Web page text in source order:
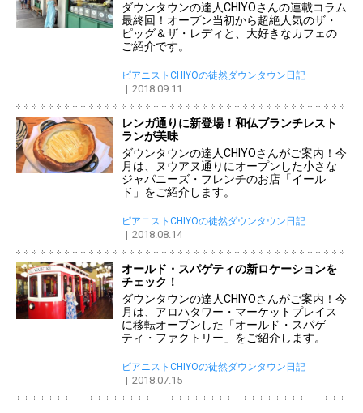
ダウンタウンの達人CHIYOさんの連載コラム
最終回！オープン当初から超絶人気のザ・
ピッグ＆ザ・レディと、大好きなカフェの
ご紹介です。
ピアニストCHIYOの徒然ダウンタウン日記
2018.09.11
レンガ通りに新登場！和仏ブランチレスト
ランが美味
ダウンタウンの達人CHIYOさんがご案内！今
月は、ヌウアヌ通りにオープンした小さな
ジャパニーズ・フレンチのお店「イール
ド」をご紹介します。
ピアニストCHIYOの徒然ダウンタウン日記
2018.08.14
オールド・スパゲティの新ロケーションを
チェック！
ダウンタウンの達人CHIYOさんがご案内！今
月は、アロハタワー・マーケットプレイス
に移転オープンした「オールド・スパゲ
ティ・ファクトリー」をご紹介します。
ピアニストCHIYOの徒然ダウンタウン日記
2018.07.15